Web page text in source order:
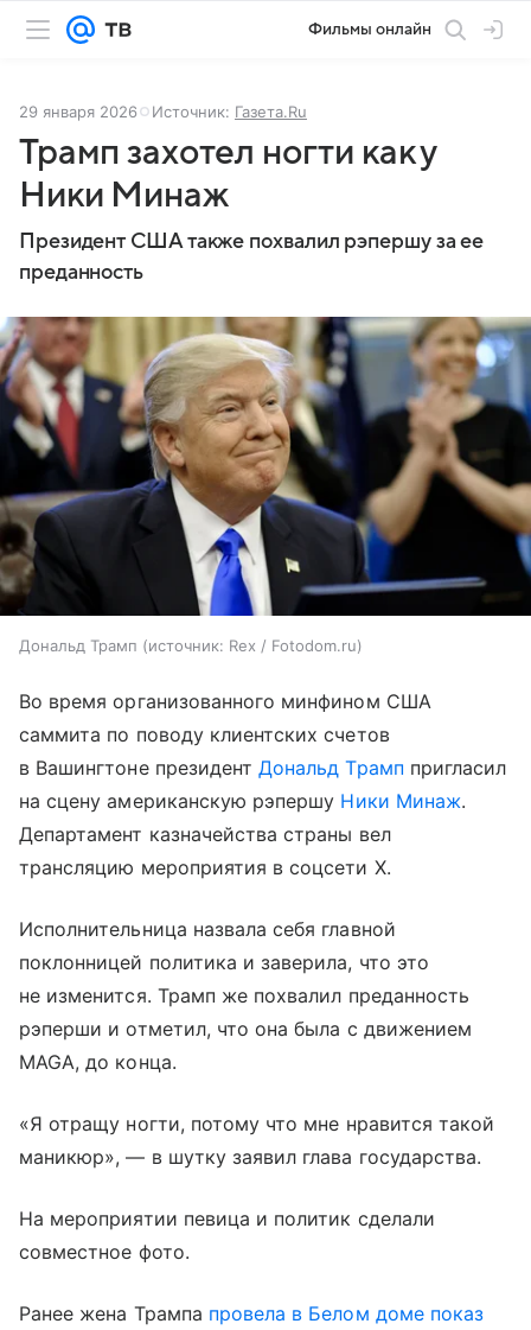
Фильмы онлайн
29 января 2026 Источник: Газета.Ru
Трамп захотел ногти как у
Ники Минаж
Президент США также похвалил рэпершу за ее
преданность
Дональд Трамп источник: Rex / Fotodom.ru
Во время организованного минфином США
саммита по поводу клиентских счетов
в Вашингтоне президентДональд Трамп пригласил
на сцену американскую рэпершу Ники Минаж.
Департамент казначейства страны вел
трансляцию мероприятия в соцсети X.
Исполнительница назвала себя главной
поклонницей политика и заверила, что это
не изменится. Трамп же похвалил преданность
рэперши и отметил, что она была с движением
MAGA, до конца.
«Я отращу ногти, потому что мне нравится такой
маникюр», — в шутку заявил глава государства.
На мероприятии певица и политик сделали
совместное фото.
Ранее жена Трампа провела в Белом доме показ